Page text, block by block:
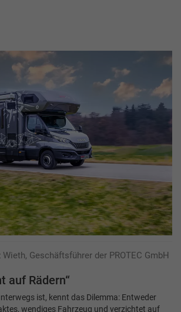
Geschäftsführer der PROTEC GmbH
auf Rädern“
ist, kennt das Dilemma: Entweder
wendiges Fahrzeug und verzichtet auf